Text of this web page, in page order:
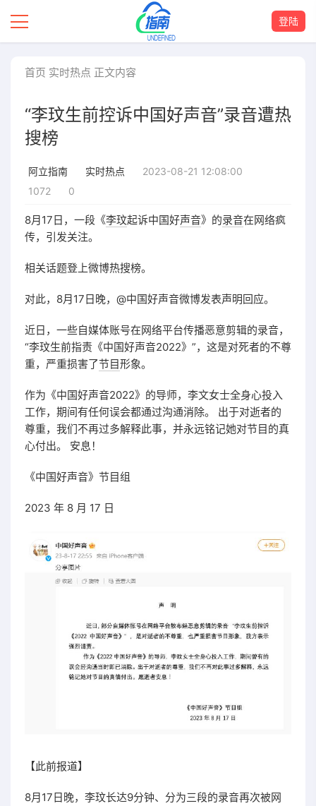
登陆
首页 实时热点 正文内容
“李玟生前控诉中国好声音”录音遭热
搜榜
阿立指南 实时热点
2023-08-21 12:08:00
1072
0
8月17日，一段《李玟起诉中国好声音》的录音在网络疯
传，引发关注。
相关话题登上微博热搜榜。
对此，8月17日晚，@中国好声音微博发表声明回应。
近日，一些自媒体账号在网络平台传播恶意剪辑的录音，
“李玟生前指责《中国好声音2022》”，这是对死者的不尊
重，严重损害了节目形象。
作为《中国好声音2022》的导师，李文女士全身心投入
工作，期间有任何误会都通过沟通消除。 出于对逝者的
尊重，我们不再过多解释此事，并永远铭记她对节目的真
心付出。 安息！
《中国好声音》节目组
2023 年 8 月 17 日
【此前报道】
8月17日晚，李玟长达9分钟、分为三段的录音再次被网